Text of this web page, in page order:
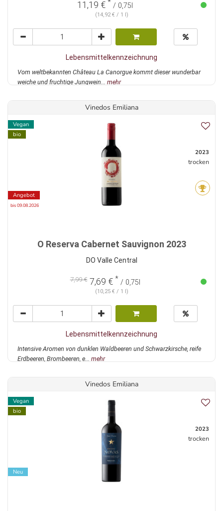
11,19 € * / 0,75l
(14,92 € / 1 l)
Lebensmittelkennzeichnung
Vom weltbekannten Château La Canorgue kommt dieser wunderbar
weiche und fruchtige Jungwein... mehr
Vinedos Emiliana
Vegan
bio
Angebot
bis 09.08.2026
2023
trocken
O Reserva Cabernet Sauvignon 2023
DO Valle Central
7,99 €7,69 € * / 0,75l
(10,25 € / 1 l)
Lebensmittelkennzeichnung
Intensive Aromen von dunklen Waldbeeren und Schwarzkirsche, reife
Erdbeeren, Brombeeren, e... mehr
Vinedos Emiliana
Vegan
bio
Neu
2023
trocken